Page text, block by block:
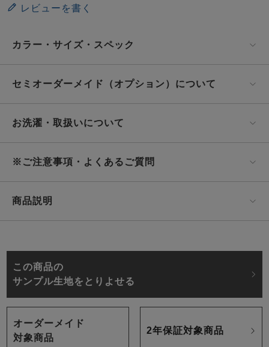
レビューを書く
カラー・サイズ・スペック
セミオーダーメイド（オプション）について
お洗濯・取扱いについて
※ご注意事項・よくあるご質問
商品説明
この商品の
サンプル生地をとりよせる
オーダーメイド
対象商品
2年保証対象商品